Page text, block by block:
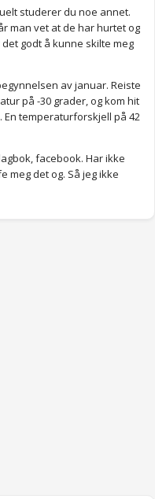
studerer du noe annet.
man vet at de har hurtet og
godt å kunne skilte meg
av januar. Reiste
på -30 grader, og kom hit
En temperaturforskjell på 42
facebook. Har ikke
meg det og. Så jeg ikke